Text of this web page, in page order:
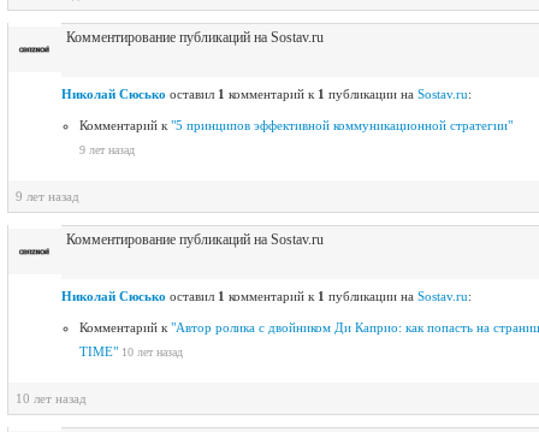
Комментирование публикаций на Sostav.ru
Николай Сюсько оставил 1 комментарий к 1 публикации на Sostav.ru:
Комментарий к "5 принципов эффективной коммуникационной стратегии"
9 лет назад
9 лет назад
Комментирование публикаций на Sostav.ru
Николай Сюсько оставил 1 комментарий к 1 публикации на Sostav.ru:
Комментарий к "Автор ролика с двойником Ди Каприо: как попасть на
TIME" 10 лет назад
10 лет назад